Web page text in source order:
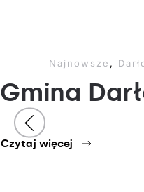
Najnowsze ,
Gmina
Czytaj więcej